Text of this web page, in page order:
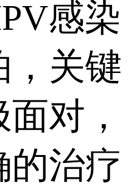
感染
，关键
对，
的治疗